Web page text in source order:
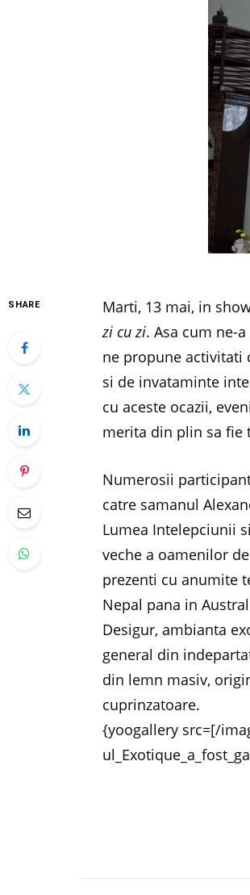
SHARE Marti, 13 mai, in
zi cu zi. Asa cum ne-
ne propune activitati
si de invataminte
cu aceste ocazii,
merita din plin sa fie
Numerosii
catre samanul
Lumea Intelepciunii
veche a oamenilor
prezenti cu anumite
Nepal pana in
Desigur, ambianta
general din
din lemn masiv,
cuprinzatoare.
{yoogallery src=[/